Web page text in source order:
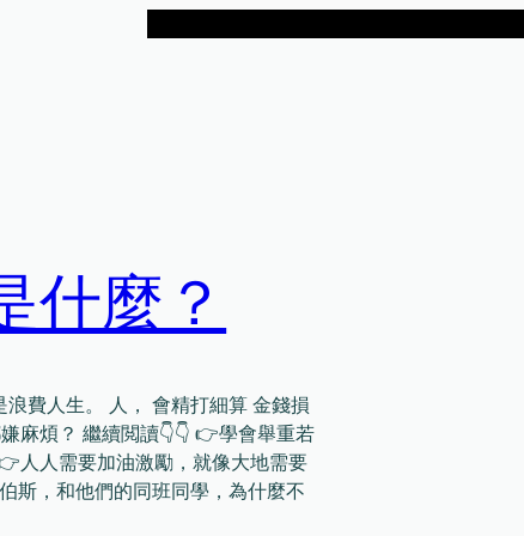
什麼？
浪費人生。 人， 會精打細算 金錢損
麻煩？ 繼續閲讀👇👇 👉學會舉重若
人人需要加油激勵，就像大地需要
斯，和他們的同班同學，為什麼不